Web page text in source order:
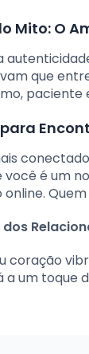
Mito: O
que
é um
coração
a um toque